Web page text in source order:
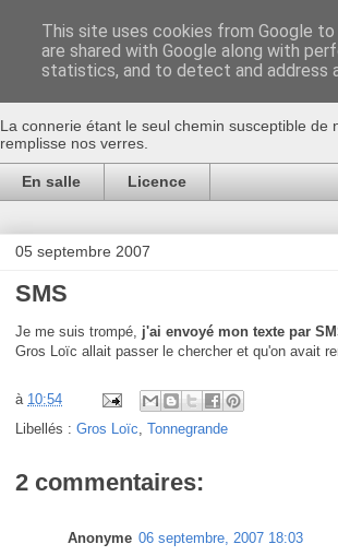
Au bistro !
La connerie étant le seul chemin susceptible
remplisse nos verres.
En salle Licence
05 septembre 2007
SMS
Je me suis trompé, j'ai envoyé mon texte par
Gros Loïc allait passer le chercher et qu'on avait
à 10:54
Libellés : Gros Loïc Tonnegrande
2 commentaires:
Anonyme 06 septembre, 2007 18:03
This site uses cookies from Google
are shared with Google along with
statistics, and to detect and address